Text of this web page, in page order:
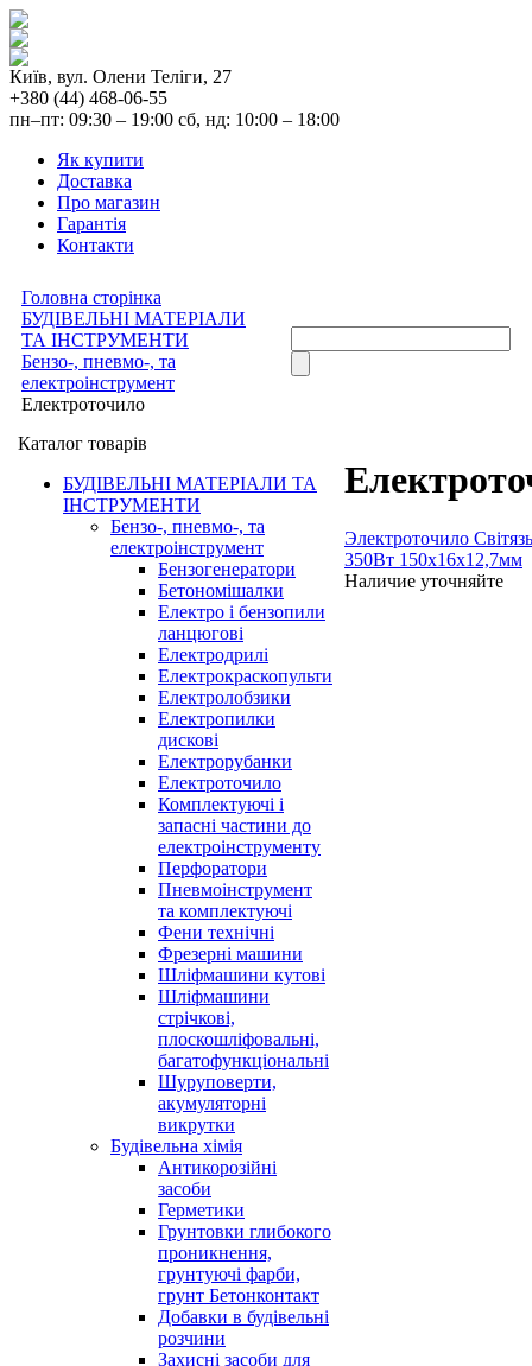
Київ, вул. Олени Теліги, 27
+380 (44) 468-06-55
пн–пт: 09:30 – 19:00 сб, нд: 10:00 – 18:00
Як купити
Доставка
Про магазин
Гарантія
Контакти
Головна сторінка
БУДІВЕЛЬНІ МАТЕРІАЛИ
ТА ІНСТРУМЕНТИ
Бензо-, пневмо-, та
електроінструмент
Електроточило
Каталог товарів
БУДІВЕЛЬНІ МАТЕРІАЛИ ТА
ІНСТРУМЕНТИ
Бензо-, пневмо-, та
електроінструмент
Бензогенератори
Бетономішалки
Електро і бензопили
ланцюгові
Електродрилі
Електрокраскопульти
Електролобзики
Електропилки
дискові
Електрорубанки
Електроточило
Комплектуючі і
запасні частини до
електроінструменту
Перфоратори
Пневмоінструмент
та комплектуючі
Фени технічні
Фрезерні машини
Шліфмашини кутові
Шліфмашини
стрічкові,
плоскошліфовальні,
багатофункціональні
Шуруповерти,
акумуляторні
викрутки
Будівельна хімія
Антикорозійні
засоби
Герметики
Грунтовки глибокого
проникнення,
грунтуючі фарби,
грунт Бетонконтакт
Добавки в будівельні
розчини
Захисні засоби для
Электроточило
350Вт 150х16х12,7мм
Наличие уточняйте